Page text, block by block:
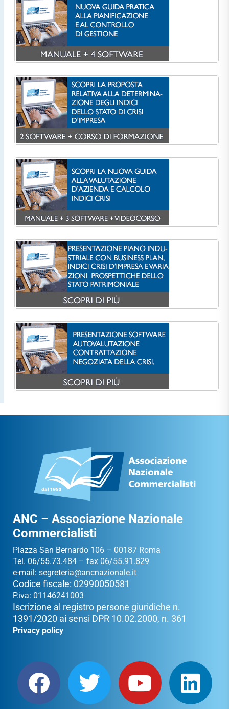
ANC – Associazione Nazionale
Commercialisti
Piazza San Bernardo 106 – 00187 Roma
Tel. 06/55.73.484 – fax 06/55.91.829
e-mail: segreteria@ancnazionale.it
Codice fiscale: 02990050581
P.iva: 01146241003
Iscrizione al registro persone giuridiche n.
1391/2020 ai sensi DPR 10.02.2000, n. 361
Privacy policy